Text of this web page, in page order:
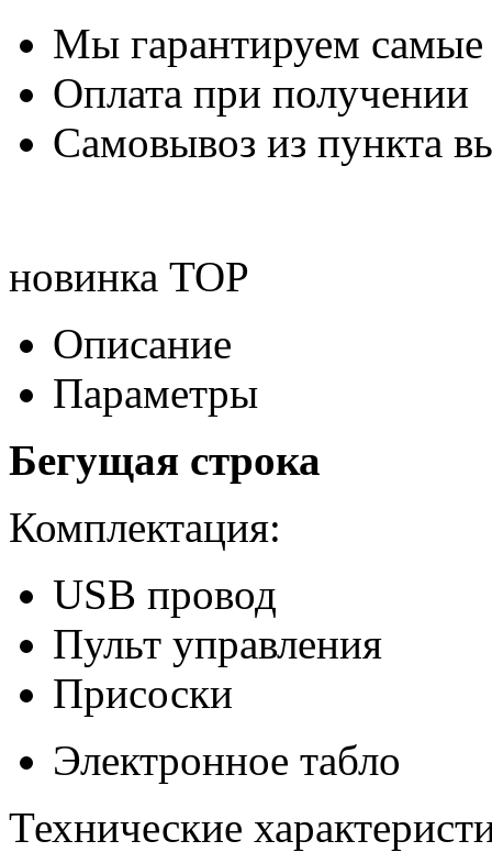
Мы гарантируем
Оплата при получении
Самовывоз из пункта
новинка TOP
Описание
Параметры
Бегущая строка
Комплектация:
USB провод
Пульт управления
Присоски
Электронное табло
Технические